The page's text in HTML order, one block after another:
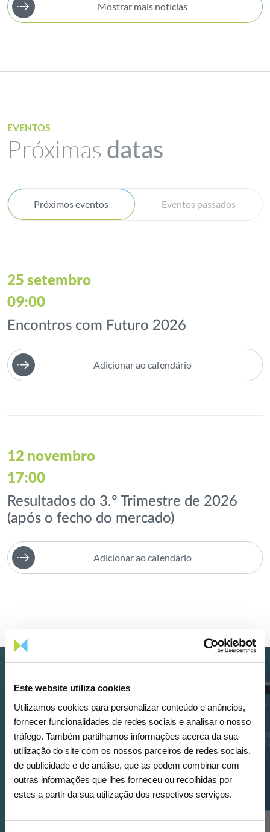
Este website utiliza cookies
Utilizamos cookies para personalizar conteúdo e anúncios,
fornecer funcionalidades de redes sociais e analisar o nosso
tráfego. Também partilhamos informações acerca da sua
utilização do site com os nossos parceiros de redes sociais,
de publicidade e de análise, que as podem combinar com
outras informações que lhes forneceu ou recolhidas por
estes a partir da sua utilização dos respetivos serviços.
Mostrar mais notícias
EVENTOS
Próximas datas
Próximos eventos Eventos passados
25 setembro
09:00
Encontros com Futuro 2026
Adicionar ao calendário
12 novembro
17:00
Resultados do 3.º Trimestre de 2026
(após o fecho do mercado)
Adicionar ao calendário
Descarregar
App REN Investidores